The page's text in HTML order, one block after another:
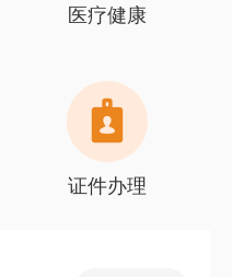
医疗健康
证件办理